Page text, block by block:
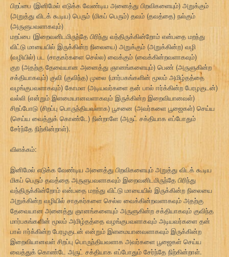
பிறப்பை (இனிமேல் எடுக்க வேண்டிய அனைத்து பிறவிகளையும்) அறுக்கும்
(அறுத்து விடக் கூடிய) பெரும் (மிகப் பெரும்) தவம் (தவத்தை) நல்கும்
(அருளுபவளாகவும்)
மறப்பை (இறைவனிடமிருந்தே பிரிந்து வந்திருக்கின்றோம் என்பதை மறந்து
விட்டு மாயையில் இருக்கின்ற நிலையை) அறுக்கும் (அறுக்கின்ற) வழி
(வழியில்) பட (சாதகர்களை செல்ல) வைக்கும் (வைக்கின்றவளாகவும்)
குற (அதற்கு தேவையான அனைத்து ஞானங்களையும்) பெண் (அருளுகின்ற
சக்தியாகவும்) குவி (குவிந்த) முலை (மார்பகங்களின் மூலம் அமிழ்தத்தை
வழங்குபவளாகவும்) கோமள (அடியவர்களை தன் பால் ஈர்க்கின்ற பேரழகுடன்)
வல்லி (என்றும் இளமையானவளாகவும் இருக்கின்ற இறைவியானவள்)
சிறப்போடு (சிறப்பு பொருந்தியவளாக) பூசனை (அவர்களை பூஜைகள்) செய்ய
(செய்ய வைத்துக் கொண்டே) நின்றாளே (அருட் சக்தியாக எப்போதும்
சேர்ந்தே நிற்கின்றாள்).
விளக்கம்:
இனிமேல் எடுக்க வேண்டிய அனைத்து பிறவிகளையும் அறுத்து விடக் கூடிய
மிகப் பெரும் தவத்தை அருளுபவளாகவும் இறைவனிடமிருந்தே பிரிந்து
வந்திருக்கின்றோம் என்பதை மறந்து விட்டு மாயையில் இருக்கின்ற நிலையை
அறுக்கின்ற வழியில் சாதகர்களை செல்ல வைக்கின்றவளாகவும் அதற்கு
தேவையான அனைத்து ஞானங்களையும் அருளுகின்ற சக்தியாகவும் குவிந்த
மார்பகங்களின் மூலம் அமிழ்தத்தை வழங்குபவளாகவும் அடியவர்களை தன்
பால் ஈர்க்கின்ற பேரழகுடன் என்றும் இளமையானவளாகவும் இருக்கின்ற
இறைவியானவள் சிறப்பு பொருந்தியவளாக அவர்களை பூஜைகள் செய்ய
வைத்துக் கொண்டே அருட் சக்தியாக எப்போதும் சேர்ந்தே நிற்கின்றாள்.